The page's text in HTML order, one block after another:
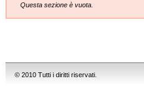
Questa sezione è vuota.
© 2010 Tutti i diritti riservati.